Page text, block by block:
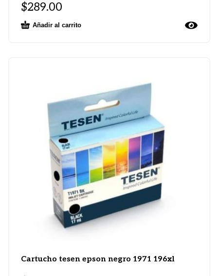
$289.00
Añadir al carrito
Cartucho tesen epson negro 1971 196xl